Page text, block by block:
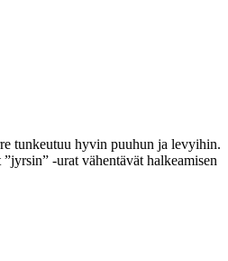
tunkeutuu hyvin puuhun ja levyihin.
-urat vähentävät halkeamisen